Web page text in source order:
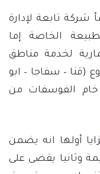
شركة تابعة لإدارة
الخاصة إما
لخدمة مناطق
(قنا – سفاجا – ابو
خام الفوسفات من
أولها انه يضمن
وثانيا يقضى على